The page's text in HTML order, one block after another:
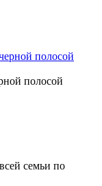
полосой
семьи по